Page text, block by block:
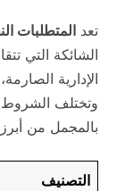
تعد المتطلبات
الشائكة التي
الإدارية
وتختلف الشروط
بالمجمل من
التصنيف